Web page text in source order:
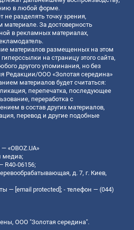
в любой форме.
не разделять точку зрения,
За достоверность
в рекламных материалах,
материалов размещенных на этом
на страницу этого сайта,
другого упоминания, но без
Редакции/ООО «Золотая середина»
материалов будет считаться:
перепечатка, последующее
переработка с
в состав других материалов,
перевод и другие подобные
«OBOZ.UA»
медиа;
R40-06156;
д. 7, г. Киев,
— [email protected]; - телефон — (044)
ООО "Золотая середина".